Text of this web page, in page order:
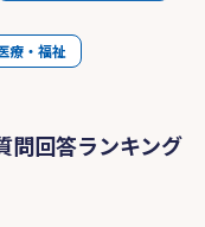
療・福祉
回答ランキング